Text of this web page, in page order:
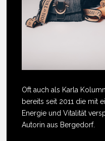
Oft auch als Karla
bereits seit 2011 die mit
Energie und Vitalität
Autorin aus Bergedorf.